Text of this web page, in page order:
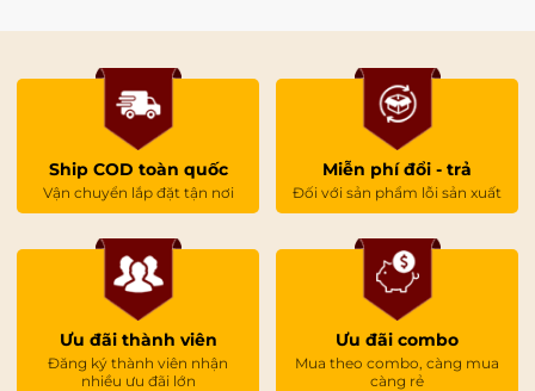
Ship COD toàn quốc
Vận chuyển lắp đặt tận nơi
Miễn phí đổi - trả
Đối với sản phẩm lỗi sản xuất
Ưu đãi thành viên
Đăng ký thành viên nhận
nhiều ưu đãi lớn
Ưu đãi combo
Mua theo combo, càng mua
càng rẻ